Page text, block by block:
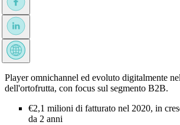
Player omnichannel ed evoluto digitalmente
dell'ortofrutta, con focus sul segmento B2B.
€2,1 milioni di fatturato nel 2020, in
da 2 anni